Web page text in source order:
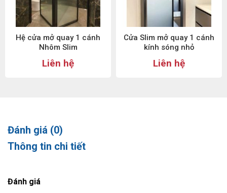
Hệ cửa mở quay 1 cánh
Nhôm Slim
Liên hệ
Cửa Slim mở quay 1 cánh
kính sóng nhỏ
Liên hệ
Đánh giá (0)
Thông tin chi tiết
Đánh giá